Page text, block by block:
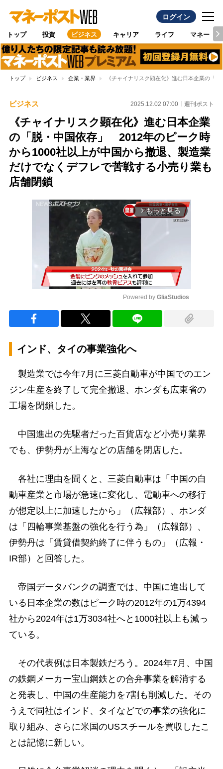
ログイン
トップ 投資 ビジネス キャリア ライフ マネー
トップ ビジネス 企業・業界 《チャイナリスク顕在化》進む日本企業の「
ビジネス 2025.12.02 07:00 週刊ポスト
《チャイナリスク顕在化》進む日本企業
の「脱・中国依存」 2012年のピーク時
から1000社以上が中国から撤退、製造業
だけでなくデフレで苦戦する小売り業も
店舗閉鎖
arrow_forward_ios もっと見る
Powered by GliaStudios
インド、タイの事業強化へ
製造業では今年7月に三菱自動車が中国でのエン
ジン生産を終了して完全撤退、ホンダも広東省の
工場を閉鎖した。
中国進出の先駆者だった百貨店など小売り業界
でも、伊勢丹が上海などの店舗を閉店した。
各社に理由を聞くと、三菱自動車は「中国の自
動車産業と市場が急速に変化し、電動車への移行
が想定以上に加速したから」（広報部）、ホンダ
は「四輪事業基盤の強化を行う為」（広報部）、
伊勢丹は「賃貸借契約終了に伴うもの」（広報・
IR部）と回答した。
帝国データバンクの調査では、中国に進出して
いる日本企業の数はピーク時の2012年の1万4394
社から2024年は1万3034社へと1000社以上も減っ
ている。
その代表例は日本製鉄だろう。2024年7月、中国
の鉄鋼メーカー宝山鋼鉄との合弁事業を解消する
と発表し、中国の生産能力を7割も削減した。その
うえで同社はインド、タイなどでの事業の強化に
取り組み、さらに米国のUSスチールを買収したこ
とは記憶に新しい。